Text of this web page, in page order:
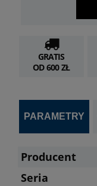
GRATIS
OD 600 ZŁ
PARAMETRY
Producent
Seria